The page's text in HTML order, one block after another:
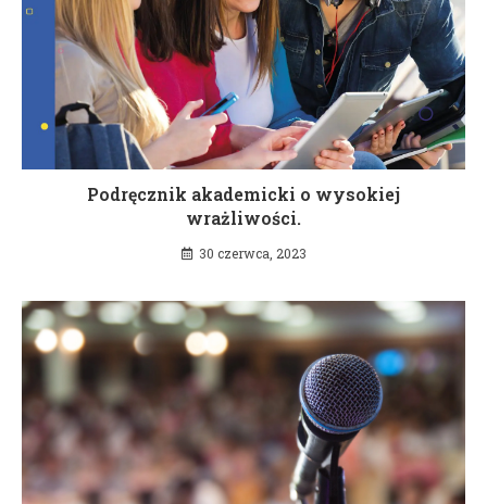
Podręcznik akademicki o wysokiej
wrażliwości.
30 czerwca, 2023